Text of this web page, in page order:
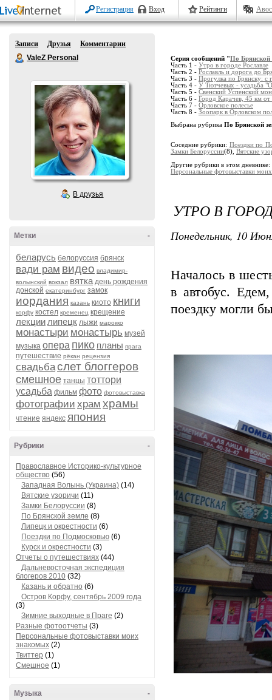
Регистрация Вход Рейтинги
Записи Друзья
Комментарии
ValeZ Personal
В друзья
-
Метки
беларусь белоруссия брянск
вади рам видео владимир-
волынский вокзал вятка день рождения
донской екатеринбург замок
иордания казань киото книги
корфу костел кременец крещение
лекции липецк лыжи марокко
монастыри монастырь музей
музыка опера пико планы прага
путешествие рёкан рецензия
свадьбаслет блоггеров
смешное танцы тоттори
усадьба фильм фото фотовыставка
фотографии храм храмы
чтение яндекс япония
-
Рубрики
Православное Историко-культурное
общество (56)
Западная Волынь (Украина) (14)
Вятские узоричи (11)
Замки Белоруссии (8)
По Брянской земле (8)
Липецк и окрестности (6)
Поездки по Подмосковью (6)
Курск и окрестности (3)
Отчеты о путешествиях (44)
Дальневосточная экспедиция
блогеров 2010 (32)
Казань и обратно (6)
Остров Корфу, сентябрь 2009 года
(3)
Зимние выходные в Праге (2)
Разные фотоотчеты (3)
Персональные фотовыставки моих
знакомых (2)
Твиттер (1)
Смешное (1)
-
Музыка
Серия сообщений "По Брянской
Часть 1 - Утро в городе Рославле
Часть 2 - Рославль и дорога до
Часть 3 - Прогулка по Брянску: с
Часть 4 - У Тютчевых - усадьба
Часть 5 - Свенский Успенский
Часть 6 - Город Карачев, 45 км от
Часть 7 - Орловское полесье
Часть 8 - Зоопарк в Орловском
Выбрана рубрика По Брянской
Соседние рубрики: Поездки по
Замки Белоруссии(8), Вятские
Другие рубрики в этом дневнике:
Персональные фотовыставки
УТРО В
Понедельник, 10
Началось в
в автобус.
поездку могли